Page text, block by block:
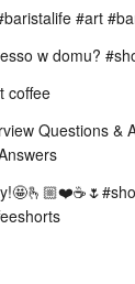
#art
w domu?
coffee
Questions &